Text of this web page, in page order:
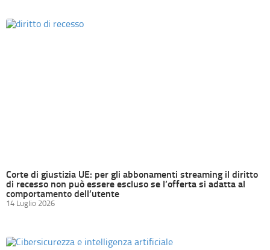
Corte di giustizia UE: per gli abbonamenti streaming il diritto
di recesso non può essere escluso se l’offerta si adatta al
comportamento dell’utente
14 Luglio 2026